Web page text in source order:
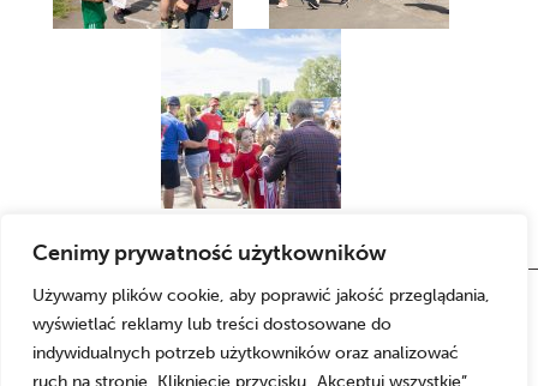
Cenimy prywatność użytkowników
Używamy plików cookie, aby poprawić jakość przeglądania,
wyświetlać reklamy lub treści dostosowane do
indywidualnych potrzeb użytkowników oraz analizować
ruch na stronie. Kliknięcie przycisku „Akceptuj wszystkie”